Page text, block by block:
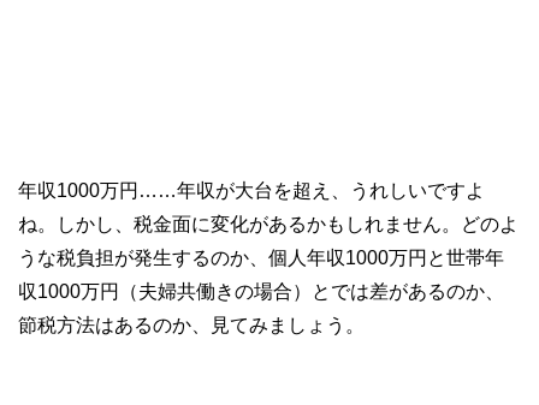
年収1000万円……年収が大台を超え、うれしいですよ
ね。しかし、税金面に変化があるかもしれません。どのよ
うな税負担が発生するのか、個人年収1000万円と世帯年
収1000万円（夫婦共働きの場合）とでは差があるのか、
節税方法はあるのか、見てみましょう。